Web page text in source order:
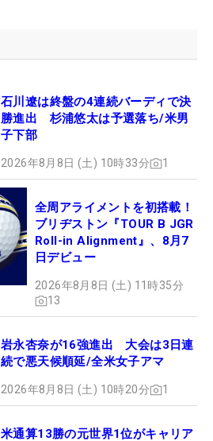
石川遼は終盤の4連続バーディで決
勝進出 杉浦悠太は予選落ち/米男
子下部
2026年8月8日 (土) 10時33分 1
全周アライメントを初搭載！
ブリヂストン『TOUR B JGR
Roll-in Alignment』、8月7
日デビュー
2026年8月8日 (土) 11時35分
13
岩永杏奈が16強進出 大会は3日連
続で悪天候順延/全米女子アマ
2026年8月8日 (土) 10時20分 1
米通算13勝の元世界1位がキャリア